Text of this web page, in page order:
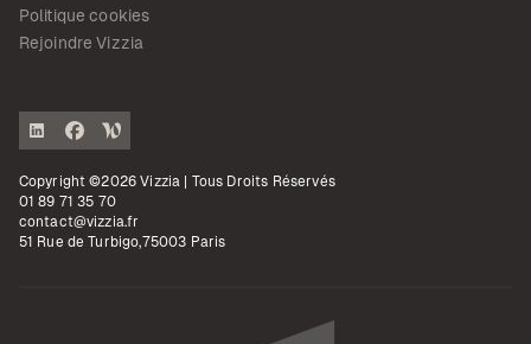
Politique cookies
Rejoindre Vizzia
Copyright ©2026 Vizzia | Tous Droits Réservés
01 89 71 35 70
contact@vizzia.fr
51 Rue de Turbigo,75003 Paris